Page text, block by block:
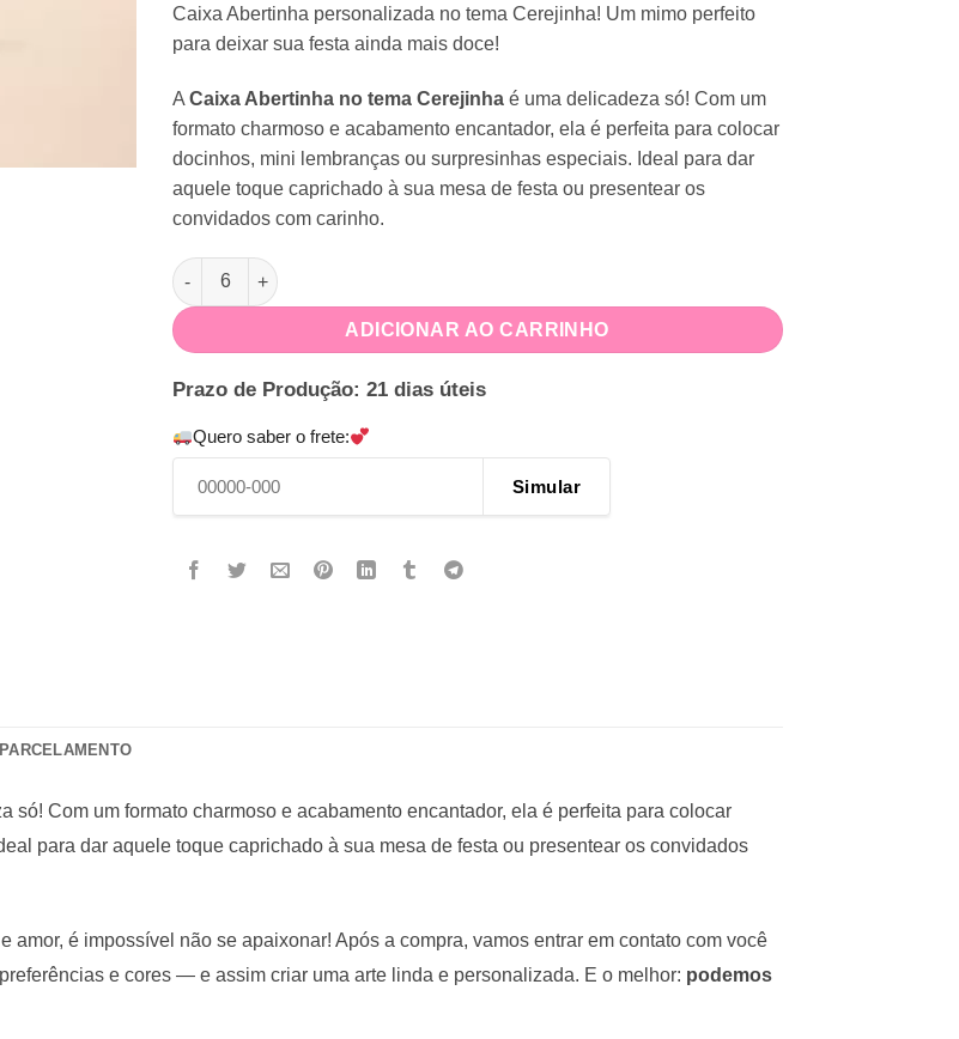
Caixa Abertinha personalizada no tema Cerejinha! Um mimo perfeito
para deixar sua festa ainda mais doce!
A Caixa Abertinha no tema Cerejinha é uma delicadeza só! Com um
formato charmoso e acabamento encantador, ela é perfeita para colocar
docinhos, mini lembranças ou surpresinhas especiais. Ideal para dar
aquele toque caprichado à sua mesa de festa ou presentear os
convidados com carinho.
Caixa Abertinha Cerejinha quantidade
ADICIONAR AO CARRINHO
Prazo de Produção: 21 dias úteis
Quero saber o frete:
Simular
PARCELAMENTO
só! Com um formato charmoso e acabamento encantador, ela é perfeita para colocar
para dar aquele toque caprichado à sua mesa de festa ou presentear os convidados
é impossível não se apaixonar! Após a compra, vamos entrar em contato com você
e cores — e assim criar uma arte linda e personalizada. E o melhor: podemos